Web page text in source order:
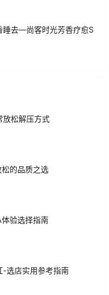
睡去—尚客时光芳香疗愈S
放松解压方式
的品质之选
验选择指南
-选店实用参考指南